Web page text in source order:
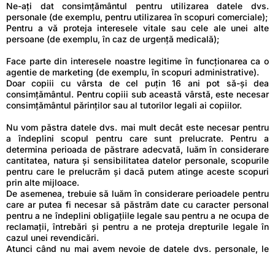
Ne-ați dat consimțământul pentru utilizarea datele dvs.
personale (de exemplu, pentru utilizarea în scopuri comerciale);
Pentru a vă proteja interesele vitale sau cele ale unei alte
persoane (de exemplu, în caz de urgență medicală);
Face parte din interesele noastre legitime în funcționarea ca o
agentie de marketing (de exemplu, în scopuri administrative).
Doar copiii cu vârsta de cel puțin 16 ani pot să-și dea
consimțământul. Pentru copiii sub această vârstă, este necesar
consimțământul părinților sau al tutorilor legali ai copiilor.
Nu vom păstra datele dvs. mai mult decât este necesar pentru
a îndeplini scopul pentru care sunt prelucrate. Pentru a
determina perioada de păstrare adecvată, luăm în considerare
cantitatea, natura și sensibilitatea datelor personale, scopurile
pentru care le prelucrăm și dacă putem atinge aceste scopuri
prin alte mijloace.
De asemenea, trebuie să luăm în considerare perioadele pentru
care ar putea fi necesar să păstrăm date cu caracter personal
pentru a ne îndeplini obligațiile legale sau pentru a ne ocupa de
reclamații, întrebări și pentru a ne proteja drepturile legale în
cazul unei revendicări.
Atunci când nu mai avem nevoie de datele dvs. personale, le